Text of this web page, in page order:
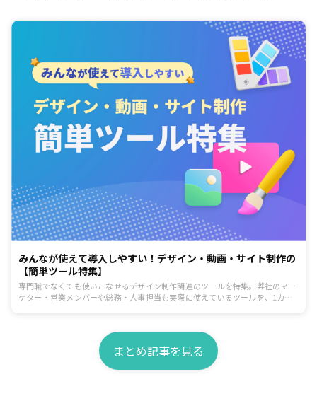
みんなが使えて導入しやすい！デザイン・動画・サイト制作の
【簡単ツール特集】
専門職でなくても使いこなせるデザイン制作関連のツールを特集。弊社のマー
ケター・営業メンバーや総務・人事担当も実際に使えているツールを、1カテ
まとめ記事を見る